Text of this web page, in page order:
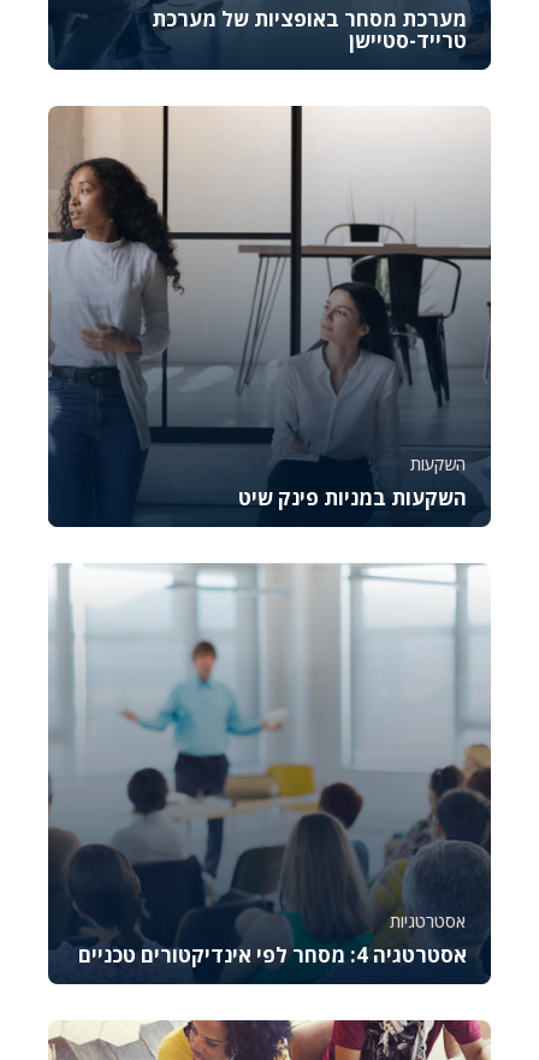
מערכת מסחר באופציות של מערכת
טרייד-סטיישן
מקצועי לניהול מסחר באופציות במסגרת פלטפורמת...
השקעות
השקעות במניות פינק שיט
הנסחרות בשוק ה-OTC, עם דגש על הבנת הסיכונים
וההזדמנ...
אסטרטגיות
אסטרטגיה 4: מסחר לפי אינדיקטורים טכניים
מסביר כיצד לתמחר אותן, לנהל סיכונים ולבצע נית...
9
987